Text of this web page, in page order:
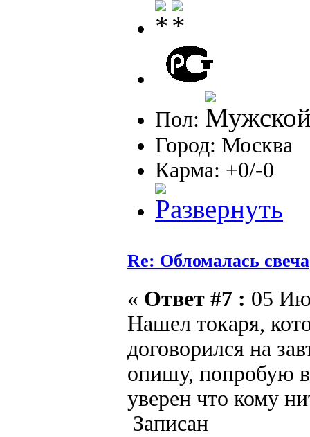
Пол:
Город: Москва
Карма: +0/-0
Re: Обломалась свеча
« Ответ #7 : 05
Нашел токаря,
договорился на
опишу, попробую
уверен что кому
Записан